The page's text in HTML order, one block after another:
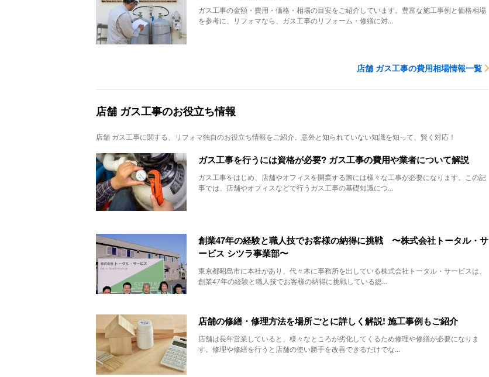
ガス工事の金額・費用・価格・相場の目安をご紹介しています。豊富な施工事例と価格相場
を参考に、リフォマなら、ガス工事のリフォーム・修繕に対...
店舗 ガス工事の費用相場情報一覧
店舗 ガス工事のお役立ち情報
店舗 ガス工事に関する、リフォマ独自のお役立ち情報をご紹介。意外と知られていない知識を知って、賢く対応！
ガス工事を行うには資格が必要? ガス工事の費用や業者について解説
ガス工事をはじめ、店舗やオフィスを開業する際には様々な工事が必要になります。この記
事では、店舗やオフィスなどで行うガス工事の基礎知識につ...
創業47年の経験と職人技でお客様の納得に挑戦 〜株式会社トータル・サ
ービス シツラ事業部〜
東京都昭島市に本社があり、代々木に事務所を出している株式会社トータル・サービスは、
創業47年の経験と職人技でお客様の納得に挑戦している総...
店舗の修繕・修理方法を場所ごとに詳しく解説! 施工事例もご紹介
店舗は長年営業していると、様々なところが劣化してくるため修理や修繕が必要になりま
す。修理や修繕を行うと店舗の使い勝手を改善できるだけでな...